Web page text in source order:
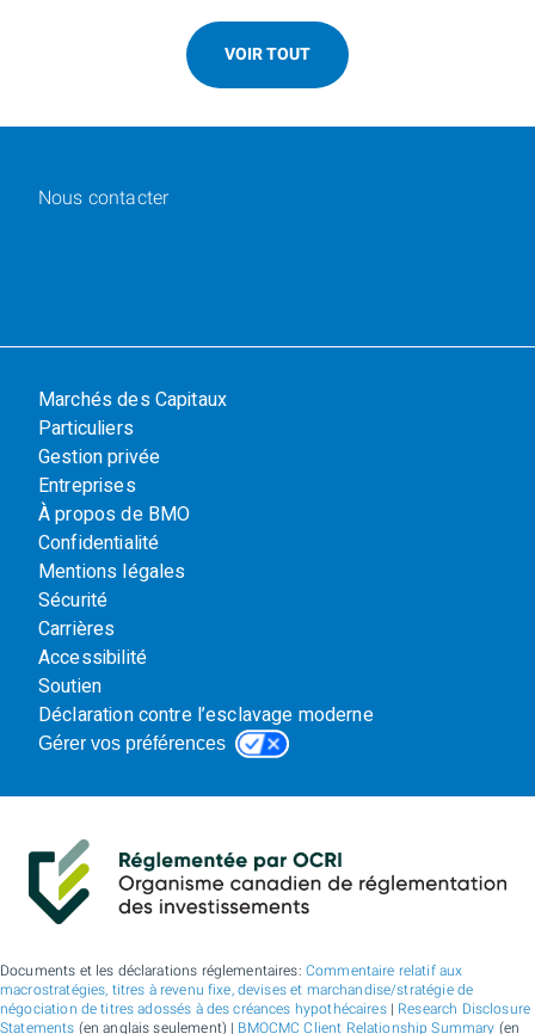
VOIR TOUT
Nous contacter
Marchés des Capitaux
Particuliers
Gestion privée
Entreprises
À propos de BMO
Confidentialité
Mentions légales
Sécurité
Carrières
Accessibilité
Soutien
Déclaration contre l’esclavage moderne
Gérer vos préférences
Documents et les déclarations réglementaires: Commentaire relatif aux
macrostratégies, titres à revenu fixe, devises et marchandise/stratégie de
négociation de titres adossés à des créances hypothécaires| Research Disclosure
Statements (en anglais seulement) | BMOCMC Client Relationship Summary (en